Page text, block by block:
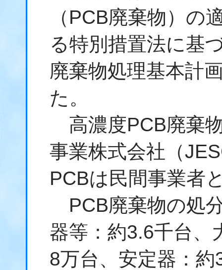
（PCB廃棄物）の
る特別措置法に基
廃棄物処理基本計
た。
高濃度PCB廃棄
事業株式会社（
PCBは民間事業者
PCB廃棄物の処
器等：約3.6千台、
8万台、安定器：